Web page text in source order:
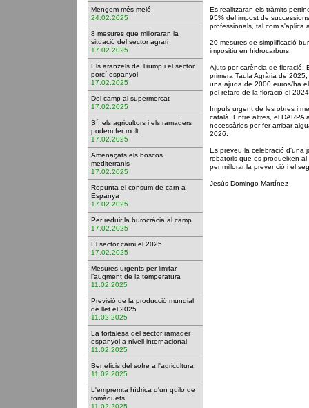
Mengem més meló
24.02.2025
8 mesures que milloraran la
situació del sector agrari
17.02.2025
Els aranzels de Trump i el sector
porcí espanyol
17.02.2025
Del camp al supermercat
17.02.2025
Sí, els agricultors i els ramaders
podem fer molt
17.02.2025
Amenaçats els boscos
mediterranis
17.02.2025
Repunta el consum de carn a
Espanya
17.02.2025
Per reduir la burocràcia al camp
17.02.2025
El sector carni el 2025
17.02.2025
Mesures urgents per limitar
l’augment de la temperatura
11.02.2025
Previsió de la producció mundial
de llet el 2025
11.02.2025
La fortalesa del sector ramader
espanyol a nivell internacional
11.02.2025
Beneficis del sofre a l'agricultura
11.02.2025
L'empremta hídrica d'un quilo de
tomàquets
11.02.2025
Es realitzaran els tràmits
95% del impost de
professionals, tal com s'aplica
20 mesures de simplificació
impositiu en hidrocarburs.
Ajuts per carència de floració:
primera Taula Agrària de
una ajuda de 2000 euros/ha
pel retard de la floració el
Impuls urgent de les obres i
català. Entre altres, el DARPA
necessàries per fer arribar
2026.
Es preveu la celebració d'una
robatoris que es produeixen
per millorar la prevenció i el
Jesús Domingo Martínez